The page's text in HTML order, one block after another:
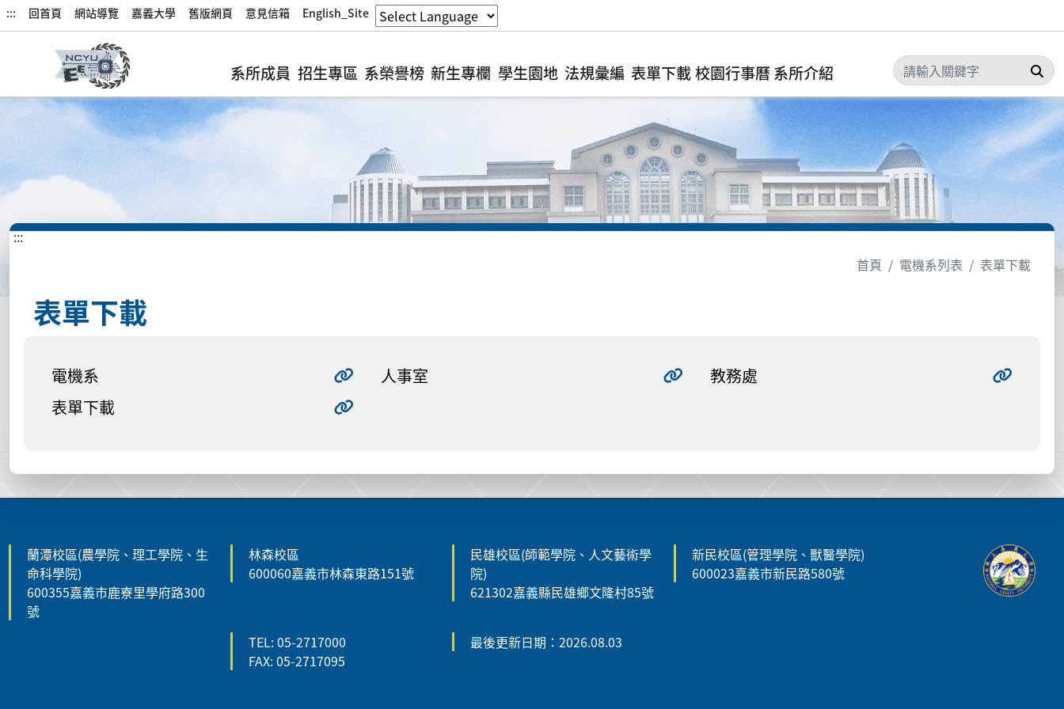
::: 回首頁 網站導覽 嘉義大學 舊版網頁 意見信箱 English_Site
系所成員 招生專區 系榮譽榜 新生專欄 學生園地 法規彙編 表單下載校園行事曆系所介紹 搜
:::
首頁
電機系列表 表單下載
表單下載
電機系
表單下載
人事室 教務處
蘭潭校區(農學院、理工學院、生
命科學院)
600355嘉義市鹿寮里學府路300
號
林森校區
600060嘉義市林森東路151號
民雄校區(師範學院、人文藝術學
院)
621302嘉義縣民雄鄉文隆村85號
新民校區(管理學院、獸醫學院)
600023嘉義市新民路580號
TEL: 05-2717000
FAX: 05-2717095
最後更新日期：2026.08.03